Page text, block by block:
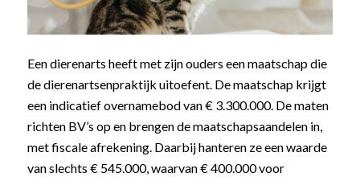
Een dierenarts heeft met zijn ouders een maatschap die
de dierenartsenpraktijk uitoefent. De maatschap krijgt
een indicatief overnamebod van € 3.300.000. De maten
richten BV’s op en brengen de maatschapsaandelen in,
met fiscale afrekening. Daarbij hanteren ze een waarde
van slechts € 545.000, waarvan € 400.000 voor